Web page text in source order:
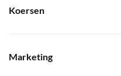
Koersen
Marketing